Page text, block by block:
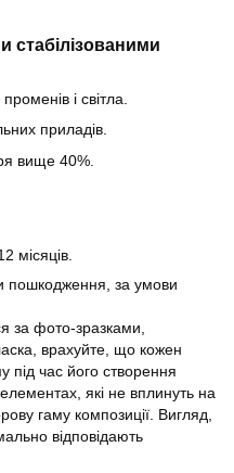
стабілізованими
і світла.
приладів.
вище 40%.
місяців.
пошкодження, за умови
за фото-зразками,
врахуйте, що кожен
під час його створення
які не вплинуть на
гаму композиції. Вигляд,
відповідають